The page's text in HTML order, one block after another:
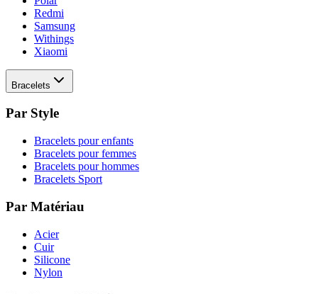
Redmi
Samsung
Withings
Xiaomi
Bracelets
Par Style
Bracelets pour enfants
Bracelets pour femmes
Bracelets pour hommes
Bracelets Sport
Par Matériau
Acier
Cuir
Silicone
Nylon